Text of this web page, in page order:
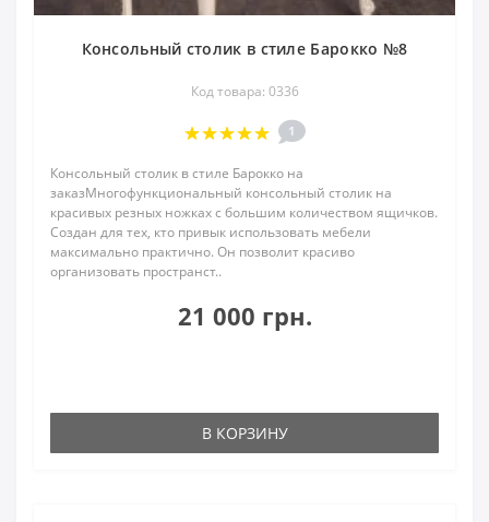
Консольный столик в стиле Барокко №8
Код товара: 0336
1
Консольный столик в стиле Барокко на
заказМногофункциональный консольный столик на
красивых резных ножках с большим количеством ящичков.
Создан для тех, кто привык использовать мебели
максимально практично. Он позволит красиво
организовать пространст..
21 000 грн.
В КОРЗИНУ